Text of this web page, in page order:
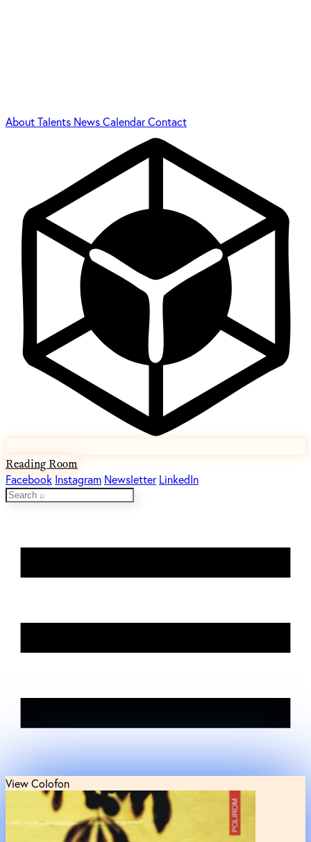
AboutTalents NewsCalendarContact
Reading Room
Facebook Instagram Newsletter LinkedIn
View Colofon